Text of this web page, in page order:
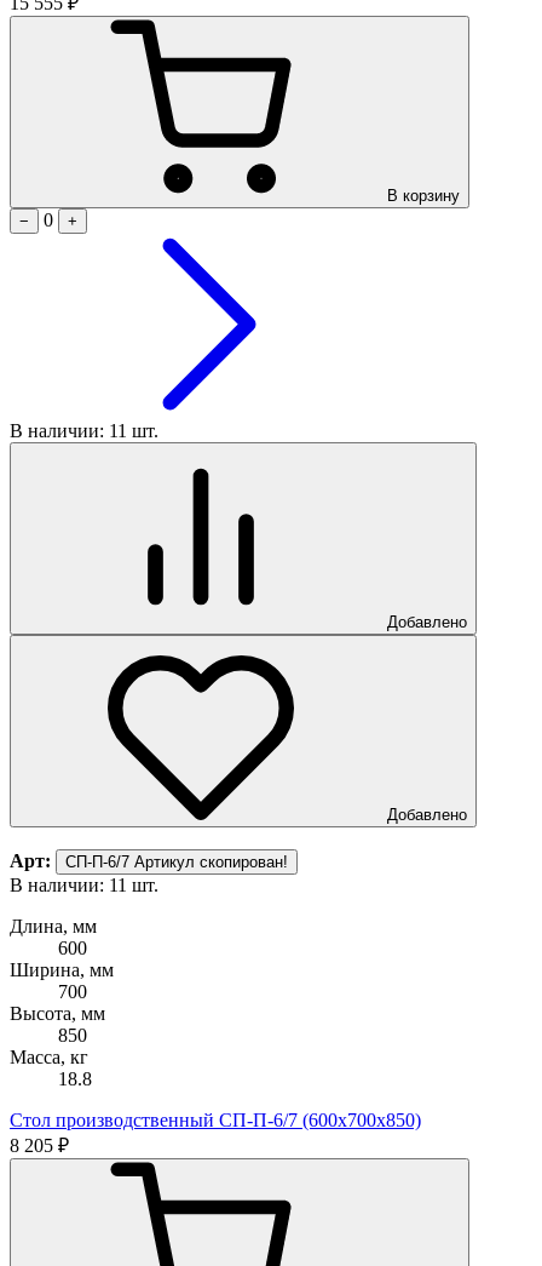
В корзину
−
0 +
В наличии: 11 шт.
Добавлено
Добавлено
Арт: СП-П-6/7 Артикул скопирован!
В наличии: 11 шт.
Длина, мм
600
Ширина, мм
700
Высота, мм
850
Масса, кг
18.8
Стол производственный СП-П-6/7 (600х700х850)
8 205 ₽